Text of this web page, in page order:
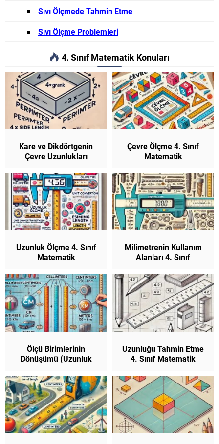
Sıvı Ölçmede Tahmin Etme
Sıvı Ölçme Problemleri
4. Sınıf Matematik Konuları
Kare ve Dikdörtgenin
Çevre Uzunlukları
Uzunlukları Arasındaki
İlişki) 4. Sınıf Matematik
Çevre Ölçme 4. Sınıf
Matematik
Uzunluk Ölçme 4. Sınıf
Matematik
Milimetrenin Kullanım
Alanları 4. Sınıf
Ölçü Birimlerinin
Dönüşümü (Uzunluk
Arasındaki İlişkiler ) 4.
Sınıf Matematik
Uzunluğu Tahmin Etme
4. Sınıf Matematik